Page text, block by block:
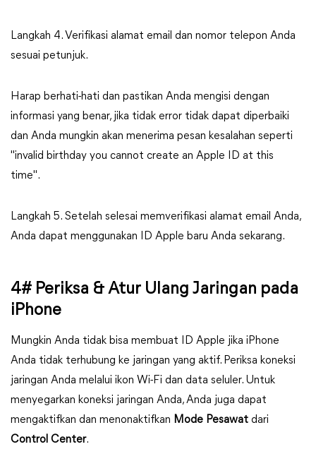
Langkah 4. Verifikasi alamat email dan nomor telepon Anda
sesuai petunjuk.
Harap berhati-hati dan pastikan Anda mengisi dengan
informasi yang benar, jika tidak error tidak dapat diperbaiki
dan Anda mungkin akan menerima pesan kesalahan seperti
"invalid birthday you cannot create an Apple ID at this
time".
Langkah 5. Setelah selesai memverifikasi alamat email Anda,
Anda dapat menggunakan ID Apple baru Anda sekarang.
4# Periksa & Atur Ulang Jaringan pada
iPhone
Mungkin Anda tidak bisa membuat ID Apple jika iPhone
Anda tidak terhubung ke jaringan yang aktif. Periksa koneksi
jaringan Anda melalui ikon Wi-Fi dan data seluler. Untuk
menyegarkan koneksi jaringan Anda, Anda juga dapat
mengaktifkan dan menonaktifkan Mode Pesawat dari
Control Center.